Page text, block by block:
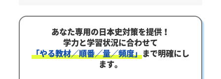
あなた専用の日本史対策を提供！
学力と学習状況に合わせて
「やる教材／順番／量／頻度」まで明確にし
ます。